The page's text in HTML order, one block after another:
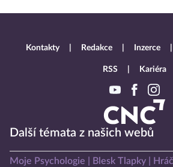
Další témata z našich webů
Moje Psychologie Blesk Tlapky
Kontakty Redakce Inzerce
RSS Kariéra